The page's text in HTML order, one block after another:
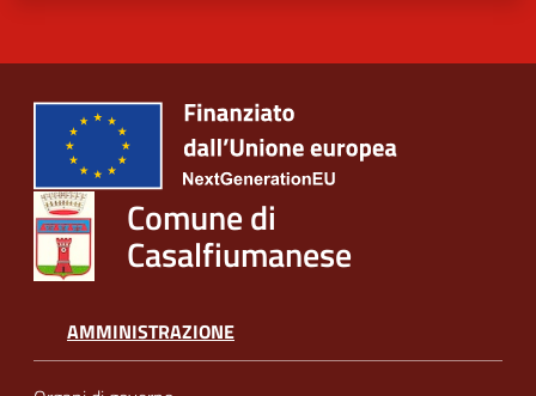
Comune di
Casalfiumanese
AMMINISTRAZIONE